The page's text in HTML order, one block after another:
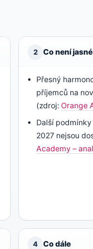
2 Co není jasné
Přesný
příjemců na
(zdroj: Orange
Další
2027 nejsou
Academy –
4 Co dále